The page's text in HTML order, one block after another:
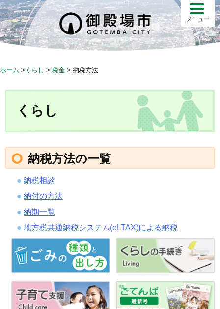
S
k
i
p
メニュー
ホーム > くらし > 税金 > 納税方法
くらし
納税方法の一覧
納税相談
納付の方法
納期一覧
地方税共通納税システム(eLTAX)による納税